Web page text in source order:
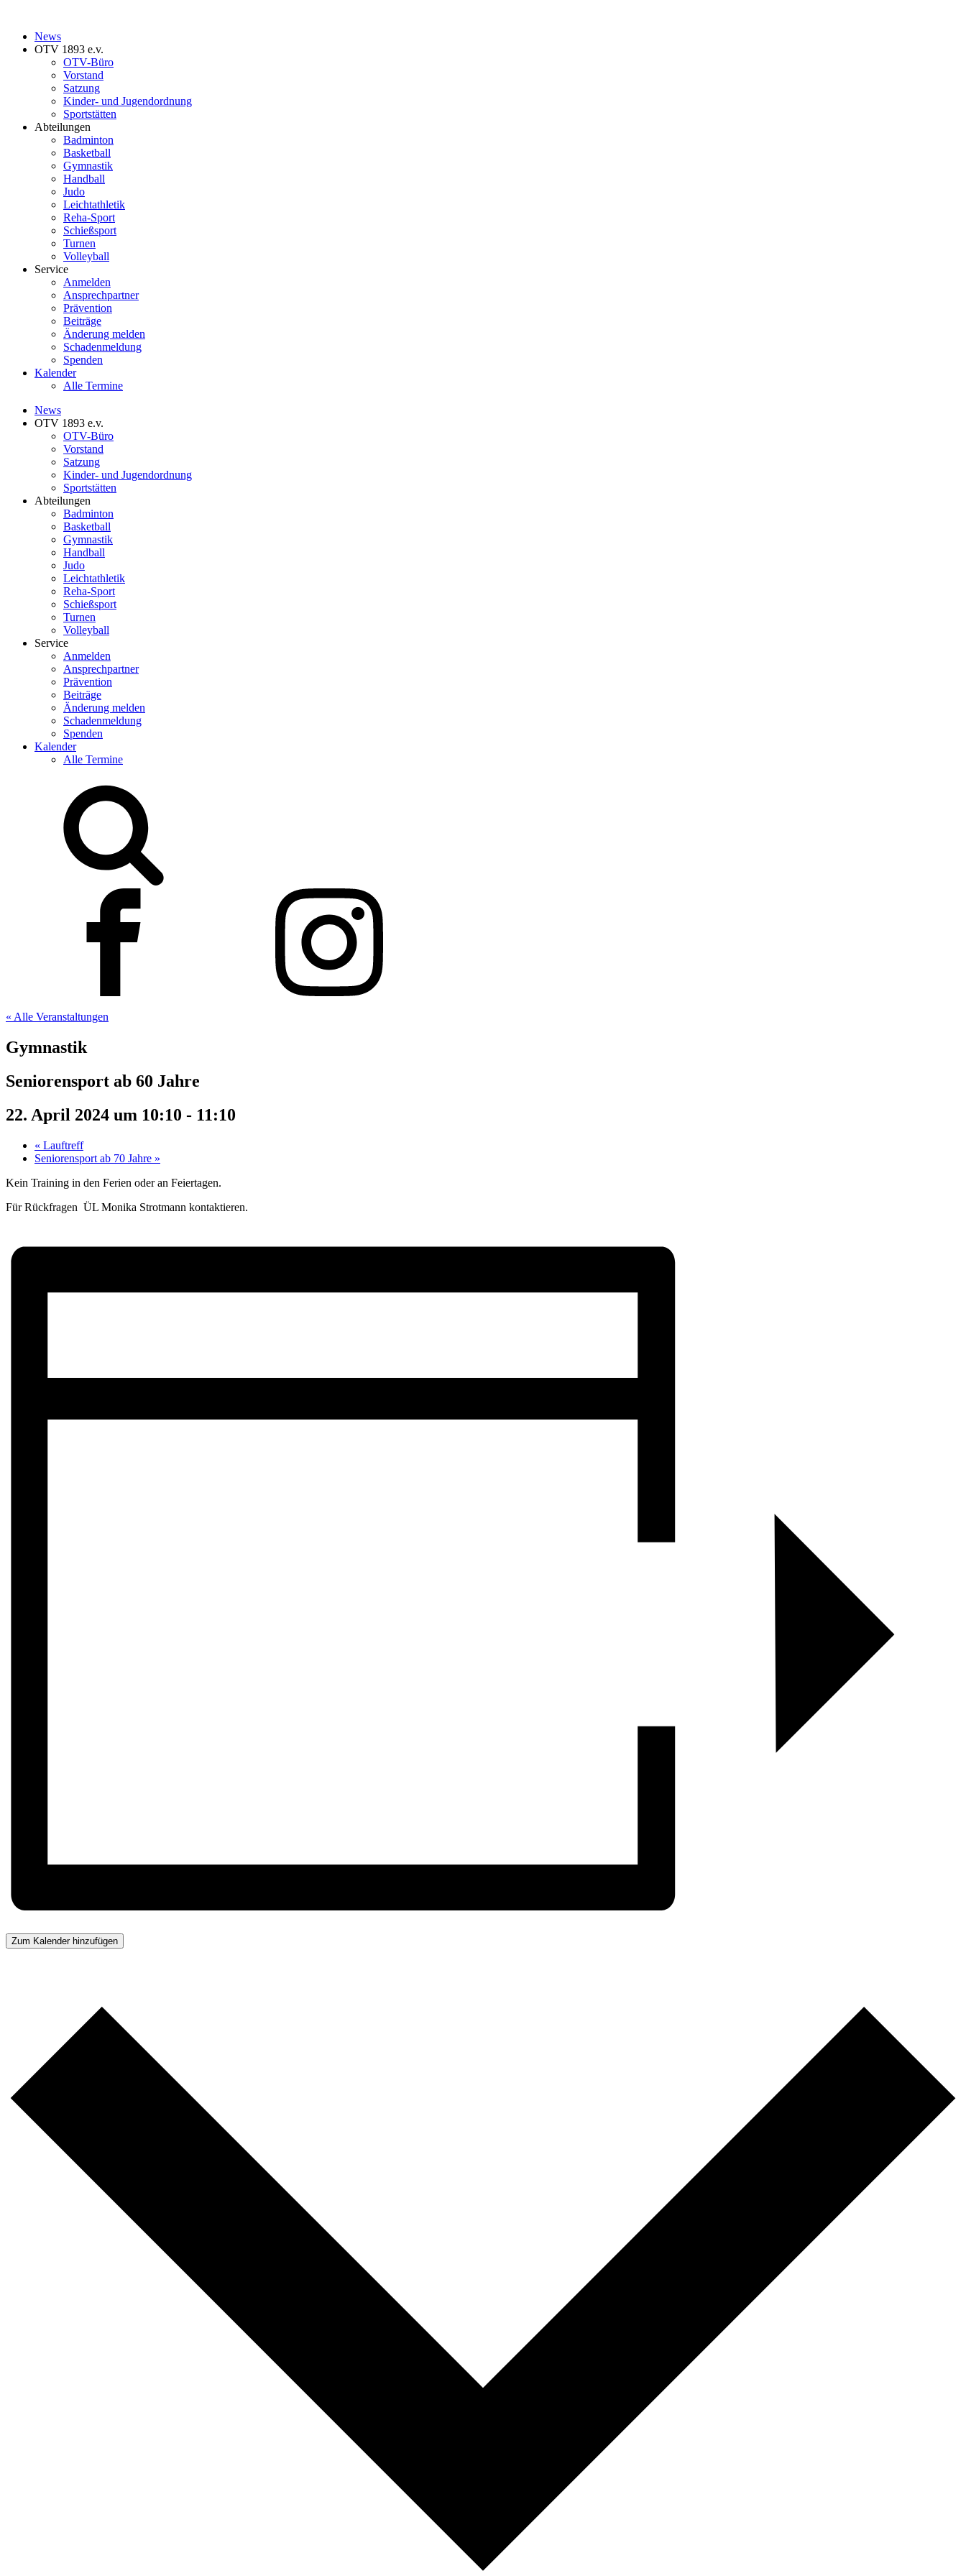
News
OTV 1893 e.v.
OTV-Büro
Vorstand
Satzung
Kinder- und Jugendordnung
Sportstätten
Abteilungen
Badminton
Basketball
Gymnastik
Handball
Judo
Leichtathletik
Reha-Sport
Schießsport
Turnen
Volleyball
Service
Anmelden
Ansprechpartner
Prävention
Beiträge
Änderung melden
Schadenmeldung
Spenden
Kalender
Alle Termine
News
OTV 1893 e.v.
OTV-Büro
Vorstand
Satzung
Kinder- und Jugendordnung
Sportstätten
Abteilungen
Badminton
Basketball
Gymnastik
Handball
Judo
Leichtathletik
Reha-Sport
Schießsport
Turnen
Volleyball
Service
Anmelden
Ansprechpartner
Prävention
Beiträge
Änderung melden
Schadenmeldung
Spenden
Kalender
Alle Termine
« Alle Veranstaltungen
Gymnastik
Seniorensport ab 60 Jahre
22. April 2024 um 10:10 - 11:10
« Lauftreff
Seniorensport ab 70 Jahre »
Kein Training in den Ferien oder an Feiertagen.
Für Rückfragen ÜL Monika Strotmann kontaktieren.
Zum Kalender hinzufügen